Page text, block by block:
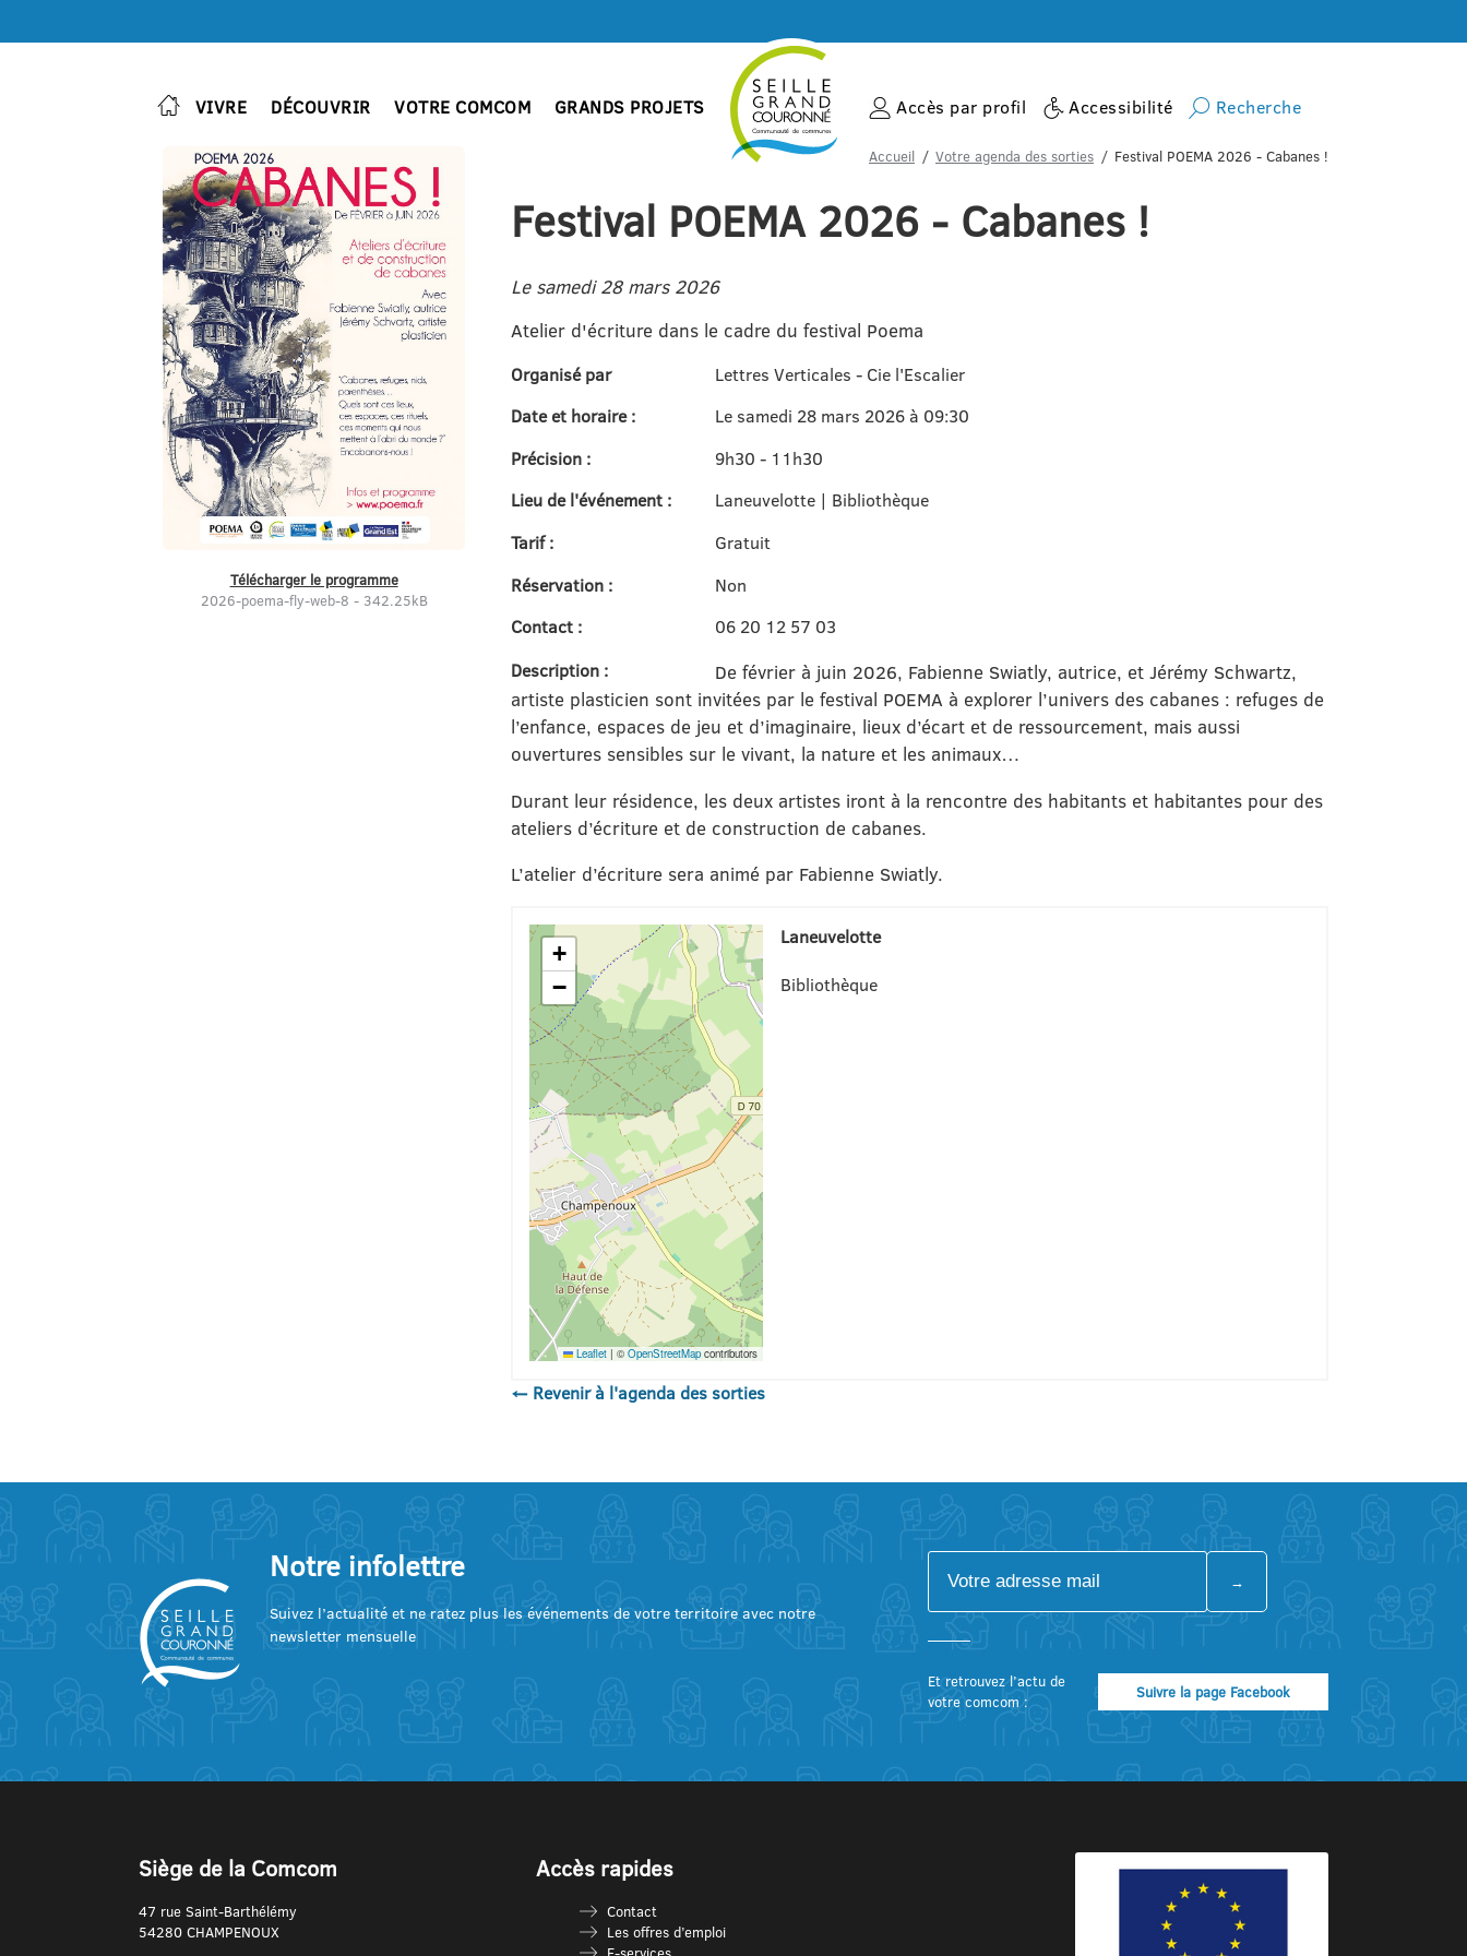
VIVRE DÉCOUVRIR VOTRE COMCOM GRANDS PROJETS Accès par profil Accessibilité Recherche
Télécharger le programme
2026-poema-fly-web-8 - 342.25kB
Accueil Votre agenda des sorties Festival POEMA 2026 - Cabanes !
Festival POEMA 2026 - Cabanes !
Le samedi 28 mars 2026
Atelier d'écriture dans le cadre du festival Poema
Organisé par
Lettres Verticales - Cie l'Escalier
Date et horaire :
Le samedi 28 mars 2026 à 09:30
Précision :
9h30 - 11h30
Lieu de l'événement :
Laneuvelotte | Bibliothèque
Tarif :
Gratuit
Réservation :
Non
Contact :
06 20 12 57 03
Description :
De février à juin 2026, Fabienne Swiatly, autrice, et Jérémy Schwartz,
artiste plasticien sont invitées par le festival POEMA à explorer l’univers des cabanes : refuges de
l’enfance, espaces de jeu et d’imaginaire, lieux d’écart et de ressourcement, mais aussi
ouvertures sensibles sur le vivant, la nature et les animaux…
Durant leur résidence, les deux artistes iront à la rencontre des habitants et habitantes pour des
ateliers d’écriture et de construction de cabanes.
L’atelier d’écriture sera animé par Fabienne Swiatly.
+
−
Leaflet | ©OpenStreetMapcontributors
Laneuvelotte
Bibliothèque
← Revenir à l'agenda des sorties
Notre infolettre
Suivez l’actualité et ne ratez plus les événements de votre territoire avec notre
newsletter mensuelle
Et retrouvez l’actu de
votre comcom :
Suivre la page Facebook
Siège de la Comcom
47 rue Saint-Barthélémy
54280 CHAMPENOUX
Accès rapides
Contact
Les offres d’emploi